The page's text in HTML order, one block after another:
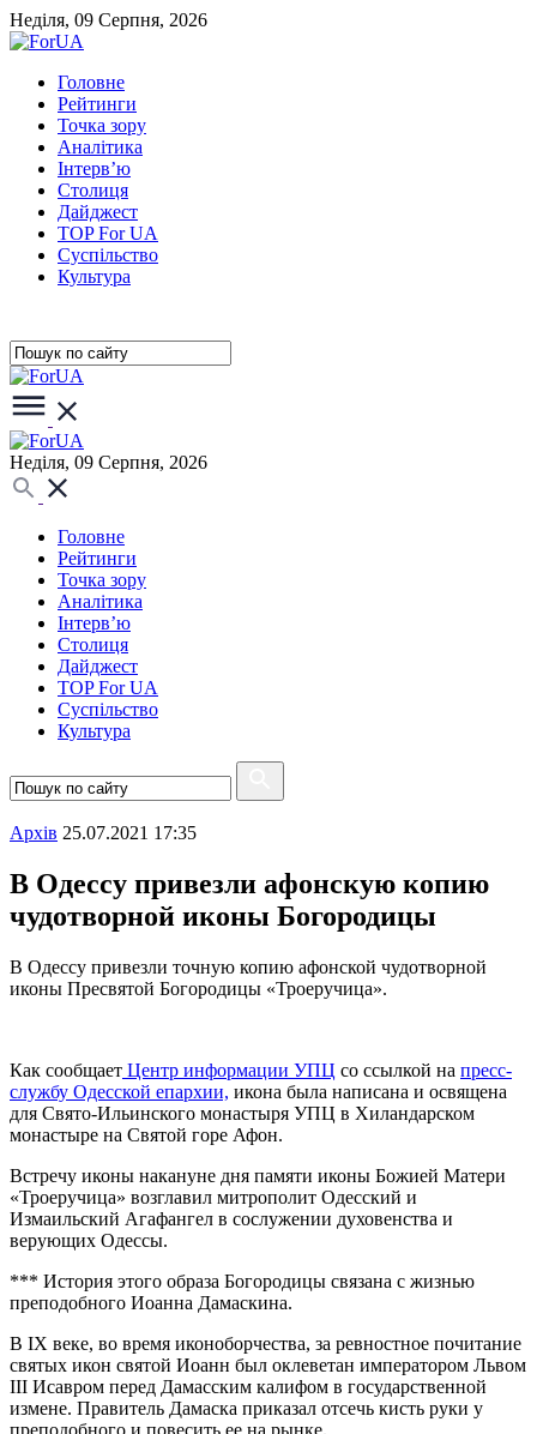
Неділя, 09 Серпня, 2026
Головне
Рейтинги
Точка зору
Аналітика
Інтерв’ю
Столиця
Дайджест
TOP For UA
Суспiльство
Культура
Неділя, 09 Серпня, 2026
Головне
Рейтинги
Точка зору
Аналітика
Інтерв’ю
Столиця
Дайджест
TOP For UA
Суспiльство
Культура
Архiв 25.07.2021 17:35
В Одессу привезли афонскую копию
чудотворной иконы Богородицы
В Одессу привезли точную копию афонской чудотворной
иконы Пресвятой Богородицы «Троеручица».
Как сообщает Центр информации УПЦ со ссылкой на пресс-
службу Одесской епархии, икона была написана и освящена
для Свято-Ильинского монастыря УПЦ в Хиландарском
монастыре на Святой горе Афон.
Встречу иконы накануне дня памяти иконы Божией Матери
«Троеручица» возглавил митрополит Одесский и
Измаильский Агафангел в сослужении духовенства и
верующих Одессы.
*** История этого образа Богородицы связана с жизнью
преподобного Иоанна Дамаскина.
В IX веке, во время иконоборчества, за ревностное почитание
святых икон святой Иоанн был оклеветан императором Львом
III Исавром перед Дамасским калифом в государственной
измене. Правитель Дамаска приказал отсечь кисть руки у
преподобного и повесить ее на рынке.